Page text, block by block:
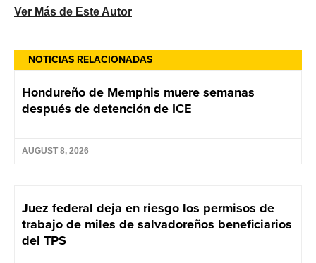
NOTICIAS RELACIONADAS
Hondureño de Memphis muere semanas
después de detención de ICE
AUGUST 8, 2026
Juez federal deja en riesgo los permisos de
trabajo de miles de salvadoreños beneficiarios
del TPS
Ver Más de Este Autor